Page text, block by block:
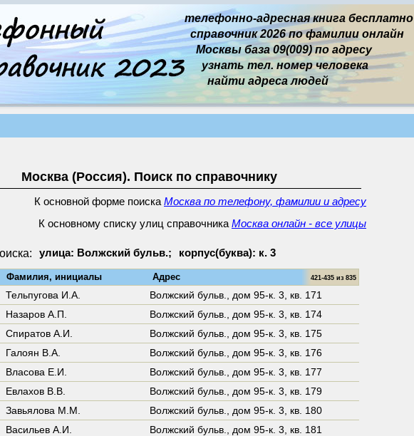
телефонно-адресная книга бесплатно
справочник 2026 по фамилии онлайн
Москвы база 09(009) по адресу
узнать тел. номер человека
найти адреса людей
Москва (Россия). Поиск по справочнику
К основной форме поиска Москва по телефону, фамилии и адресу
К основному списку улиц справочника Москва онлайн - все улицы
улица: Волжский бульв.; корпус(буква): к. 3
Фамилия, инициалы Адрес 421-435 из 835
Тельпугова И.А. Волжский бульв., дом 95-к. 3
кв. 171
Назаров А.П. Волжский бульв., дом 95-к. 3
кв. 174
Спиратов А.И. Волжский бульв., дом 95-к. 3
кв. 175
Галоян В.А. Волжский бульв., дом 95-к. 3
кв. 176
Власова Е.И. Волжский бульв., дом 95-к. 3
кв. 177
Евлахов В.В. Волжский бульв., дом 95-к. 3
кв. 179
Завьялова М.М. Волжский бульв., дом 95-к. 3
кв. 180
Васильев А.И. Волжский бульв., дом 95-к. 3
кв. 181